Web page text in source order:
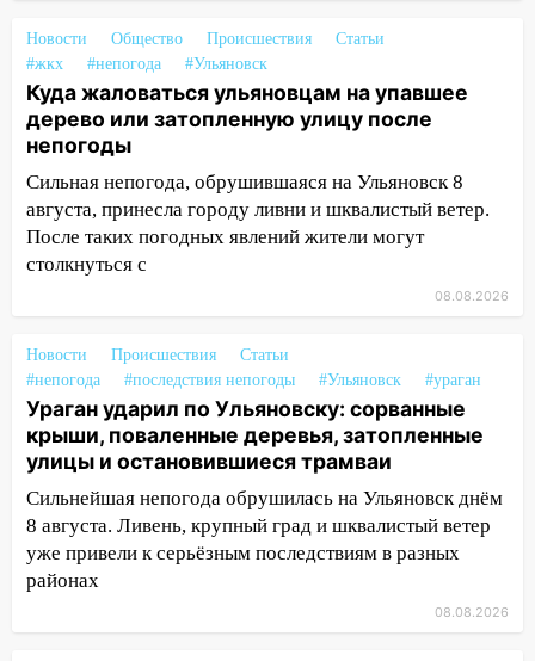
11:16
В Ульяновске ищут 37-летнего
мужчину, пропавшего ещё 19 июля
10:30 От мотофристайла до прогулки с
хаски: куда сходить в Ульяновской
области 8–9 августа
10:11 Директора ульяновской
«Нефтяной топливной компании» будут
судить за неуплату 48,4 млн рублей
налогов
велосипедисты, мотоциклисты и
пешеходы. Обзор крупных аварий в
Ульяновской области
08:30 Поджог со свечой, 16 сгоревших
домов и выстрел за водку
07:50 Какая погоды будет днем 8
августа
06:45
Ульяновске останется закрытым до
Новости Общество Происшествия
Статьи
#жкх
#непогода #Ульяновск
Куда жаловаться ульяновцам на упавшее
дерево или затопленную улицу после
непогоды
Сильная непогода, обрушившаяся на Ульяновск 8
августа, принесла городу ливни и шквалистый ветер.
После таких погодных явлений жители могут
столкнуться с
08.08.2026
Новости Происшествия
Статьи
#непогода
#последствия непогоды #Ульяновск #ураган
Ураган ударил по Ульяновску: сорванные
крыши, поваленные деревья, затопленные
улицы и остановившиеся трамваи
Сильнейшая непогода обрушилась на Ульяновск днём
8 августа. Ливень, крупный град и шквалистый ветер
уже привели к серьёзным последствиям в разных
районах
08.08.2026